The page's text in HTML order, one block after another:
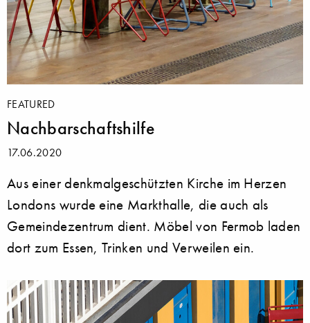
FEATURED
Nachbarschaftshilfe
17.06.2020
Aus einer denkmalgeschützten Kirche im Herzen
Londons wurde eine Markthalle, die auch als
Gemeindezentrum dient. Möbel von Fermob laden
dort zum Essen, Trinken und Verweilen ein.